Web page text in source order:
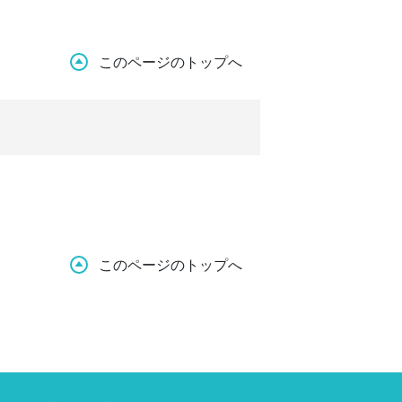
このページのトップへ
このページのトップへ